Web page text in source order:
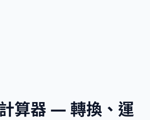
算器 — 轉換、運